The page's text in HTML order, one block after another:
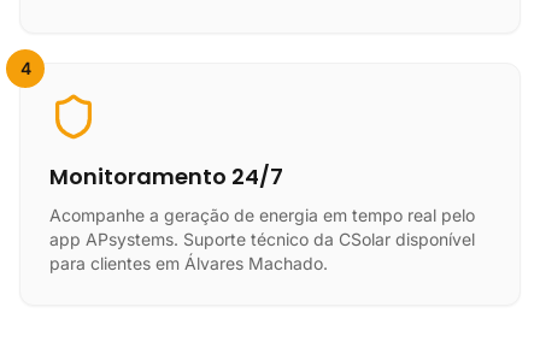
4
Monitoramento 24/7
Acompanhe a geração de energia em tempo real pelo
app APsystems. Suporte técnico da CSolar disponível
para clientes em Álvares Machado.